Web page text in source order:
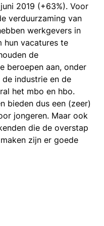
2019 (+63%). Voor
verduurzaming van
werkgevers in
hun vacatures te
de
beroepen aan, onder
industrie en de
het mbo en hbo.
bieden dus een (zeer)
jongeren. Maar ook
die de overstap
maken zijn er goede